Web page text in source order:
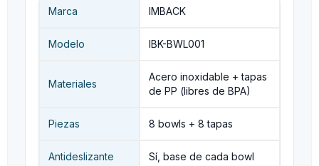
Marca IMBACK
Modelo IBK-BWL001
Materiales
Acero inoxidable + tapas
de PP (libres de BPA)
Piezas 8 bowls + 8 tapas
Antideslizante Sí, base de cada bowl